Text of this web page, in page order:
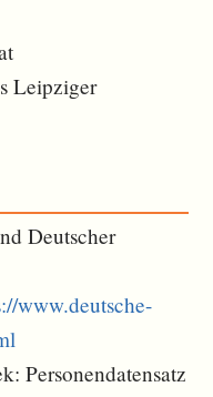
Leipziger
Deutscher
www.deutsche-
Personendatensatz